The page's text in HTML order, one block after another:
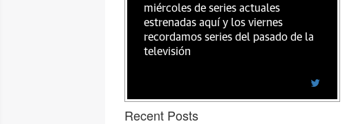
miércoles de series actuales
estrenadas aquí y los viernes
recordamos series del pasado de la
televisión
Recent Posts